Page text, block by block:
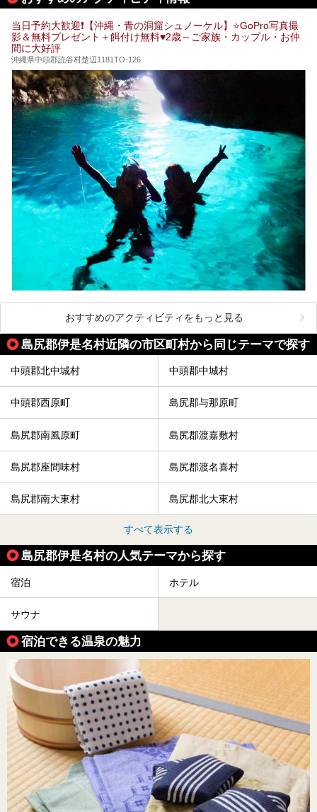
した中から、源泉かけ流しと泉質の良さにこだわって九州の
めぐりの参考にされてみて下さい！
当日予約大歓迎❗【沖縄・青の洞窟シュノーケル】⭐GoPro写真撮
影＆無料プレゼント＋餌付け無料♥️2歳～ご家族・カップル・お仲
間に大好評
沖縄県中頭郡読谷村楚辺1181TO-126
おすすめのアクティビティをもっと見る
島尻郡伊是名村近隣の市区町村から同じテーマで探す
中頭郡北中城村 中頭郡中城村
中頭郡西原町 島尻郡与那原町
島尻郡南風原町 島尻郡渡嘉敷村
島尻郡座間味村 島尻郡渡名喜村
島尻郡南大東村 島尻郡北大東村
すべて表示する
島尻郡伊是名村の人気テーマから探す
宿泊 ホテル
サウナ
宿泊できる温泉の魅力